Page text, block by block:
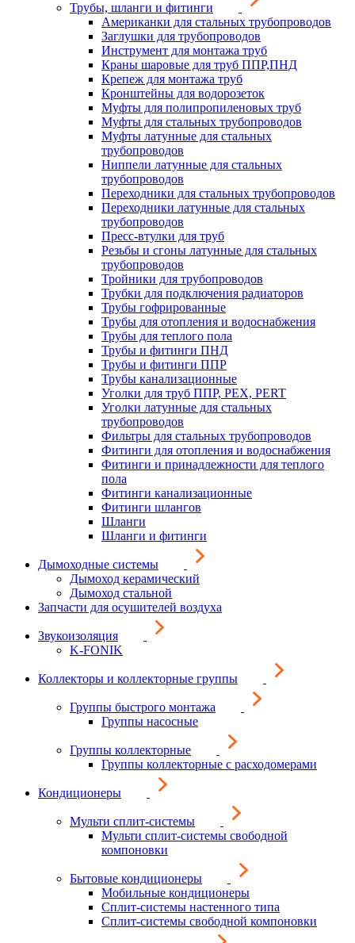
Трубы, шланги и фитинги
Американки для стальных трубопроводов
Заглушки для трубопроводов
Инструмент для монтажа труб
Краны шаровые для труб ППР,ПНД
Крепеж для монтажа труб
Кронштейны для водорозеток
Муфты для полипропиленовых труб
Муфты для стальных трубопроводов
Муфты латунные для стальных
трубопроводов
Ниппели латунные для стальных
трубопроводов
Переходники для стальных трубопроводов
Переходники латунные для стальных
трубопроводов
Пресс-втулки для труб
Резьбы и сгоны латунные для стальных
трубопроводов
Тройники для трубопроводов
Трубки для подключения радиаторов
Трубы гофрированные
Трубы для отопления и водоснабжения
Трубы для теплого пола
Трубы и фитинги ПНД
Трубы и фитинги ППР
Трубы канализационные
Уголки для труб ППР, PEX, PERT
Уголки латунные для стальных
трубопроводов
Фильтры для стальных трубопроводов
Фитинги для отопления и водоснабжения
Фитинги и принадлежности для теплого
пола
Фитинги канализационные
Фитинги шлангов
Шланги
Шланги и фитинги
Дымоходные системы
Дымоход керамический
Дымоход стальной
Запчасти для осушителей воздуха
Звукоизоляция
K-FONIK
Коллекторы и коллекторные группы
Группы быстрого монтажа
Группы насосные
Группы коллекторные
Группы коллекторные с расходомерами
Кондиционеры
Мульти сплит-системы
Мульти сплит-системы свободной
компоновки
Бытовые кондиционеры
Мобильные кондиционеры
Сплит-системы настенного типа
Сплит-системы свободной компоновки